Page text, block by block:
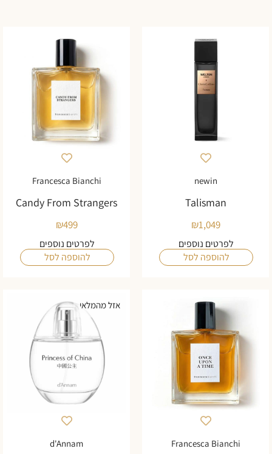
newin
Talisman
₪1,049
לפרטים נוספים
להוספה לסל
Francesca Bianchi
Candy From Strangers
₪499
לפרטים נוספים
להוספה לסל
Francesca Bianchi
אזל מהמלאי
d'Annam